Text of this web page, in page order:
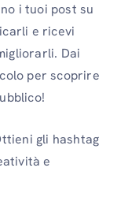
i tuoi post su
e ricevi
Dai
per scoprire
gli hashtag
e